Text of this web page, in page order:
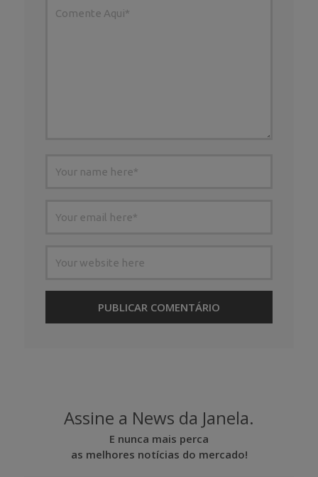
Assine a News da Janela.
E nunca mais perca
as melhores notícias do mercado!